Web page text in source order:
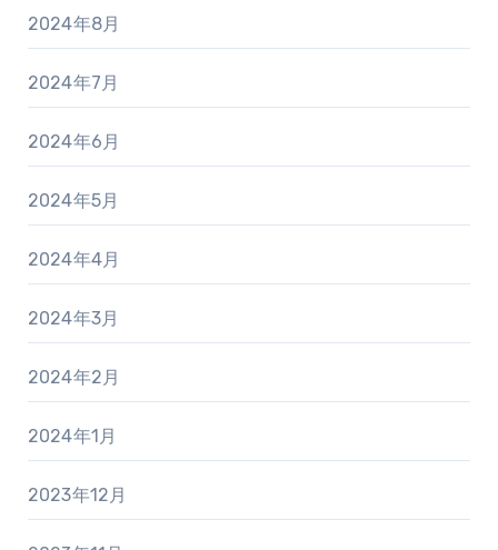
2024年8月
2024年7月
2024年6月
2024年5月
2024年4月
2024年3月
2024年2月
2024年1月
2023年12月